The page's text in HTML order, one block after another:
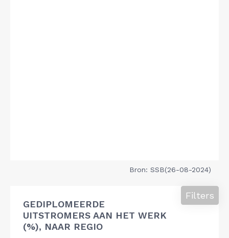
Bron: SSB(26-08-2024)
GEDIPLOMEERDE
UITSTROMERS AAN HET WERK
(%), NAAR REGIO
Filters